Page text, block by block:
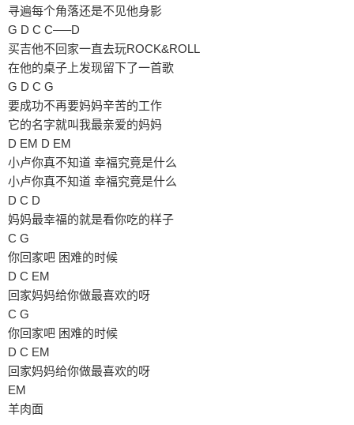
寻遍每个角落还是不见他身影
G D C C—–D
买吉他不回家一直去玩ROCK&ROLL
在他的桌子上发现留下了一首歌
G D C G
要成功不再要妈妈辛苦的工作
它的名字就叫我最亲爱的妈妈
D EM D EM
小卢你真不知道 幸福究竟是什么
小卢你真不知道 幸福究竟是什么
D C D
妈妈最幸福的就是看你吃的样子
C G
你回家吧 困难的时候
D C EM
回家妈妈给你做最喜欢的呀
C G
你回家吧 困难的时候
D C EM
回家妈妈给你做最喜欢的呀
EM
羊肉面